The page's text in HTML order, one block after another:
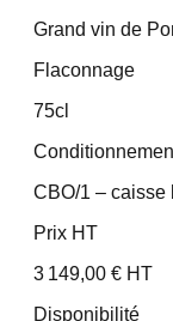
Grand vin de
Flaconnage
75cl
CBO/1 – caisse
Prix HT
3 149,00 € HT
Disponibilité